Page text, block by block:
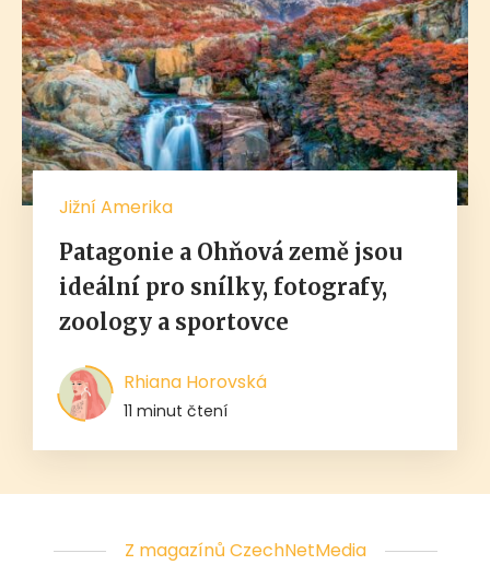
Jižní Amerika
Patagonie a Ohňová země jsou
ideální pro snílky, fotografy,
zoology a sportovce
Rhiana Horovská
11 minut čtení
Z magazínů CzechNetMedia